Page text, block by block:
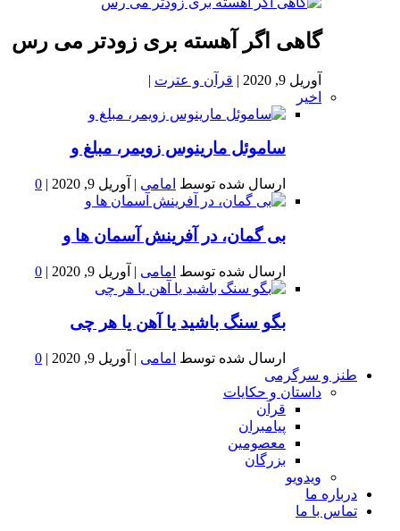
گاهی اگر آهسته بری زودتر می رس
آوریل 9, 2020 | قرآن و عترت |
اخیر
ساموئل مارینوس زویمر، مبلغ و
ارسال شده توسط امامی | آوریل 9, 2020 |
0
بى گمان، در آفرينش آسمان ها و
ارسال شده توسط امامی | آوریل 9, 2020 |
0
بگو سنگ باشید یا آهن یا هر چی
ارسال شده توسط امامی | آوریل 9, 2020 |
0
طنز و سرگرمی
داستان و حکایات
قرآن
پیامبران
معصومین
بزرگان
ویدویو
درباره ما
تماس با ما